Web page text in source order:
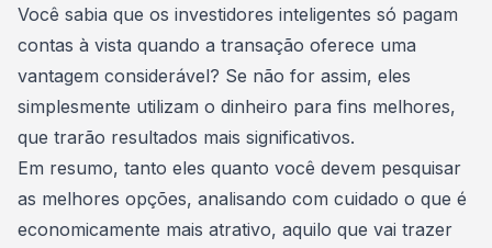
Você sabia que os investidores inteligentes só pagam
contas à vista quando a transação oferece uma
vantagem considerável? Se não for assim, eles
simplesmente utilizam o dinheiro para fins melhores,
que trarão resultados mais significativos.
Em resumo, tanto eles quanto você devem pesquisar
as melhores opções, analisando com cuidado o que é
economicamente mais atrativo, aquilo que vai trazer